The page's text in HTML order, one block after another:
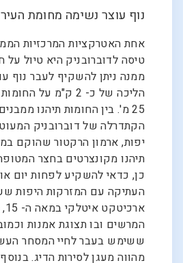
נוף עוצר נשימה מחומת העיר
אחת האטרקציות המרכזיות
טיסה לדוברובניק היא טיול על
ממנה ניתן להשקיף לעבר נוף
הליכה של כ- 2 ק"מ על
25 מ'. בין החומות תיהנו
הקתדרלה של דוברובניק
תיהנו מקונצרטים בחצר
כן, כדאי להשקיע לפחות יום
העתיקה עם המזרקות היפות
המרשים ובו תצוגת אמנות
ששימש בעבר לחיי המסחר
מהווה מעגן לסירות הדיג.